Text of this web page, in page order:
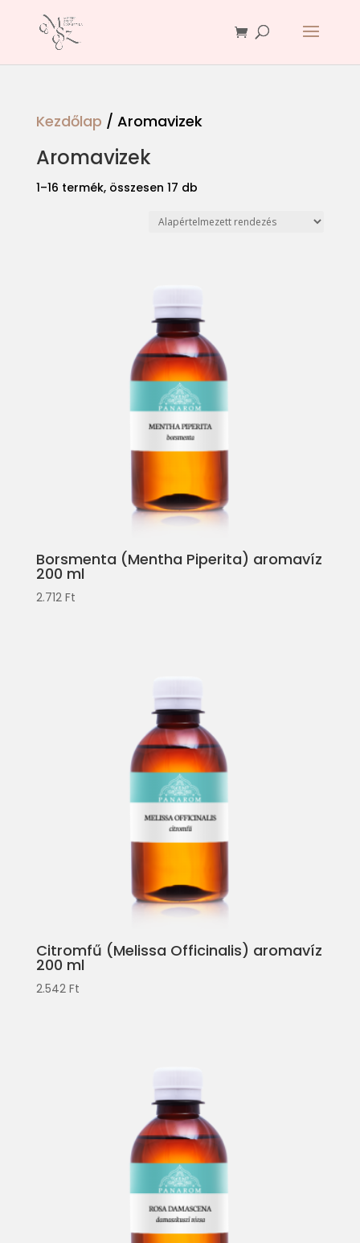
Kezdőlap / Aromavizek
Aromavizek
1–16 termék, összesen 17 db
Borsmenta (Mentha Piperita) aromavíz
200 ml
2.712 Ft
Citromfű (Melissa Officinalis) aromavíz
200 ml
2.542 Ft